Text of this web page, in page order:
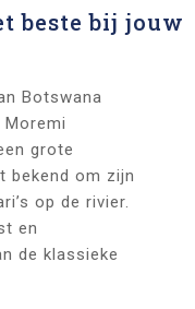
beste bij jouw
Botswana
grote
bekend om zijn
op de rivier.
en
de klassieke